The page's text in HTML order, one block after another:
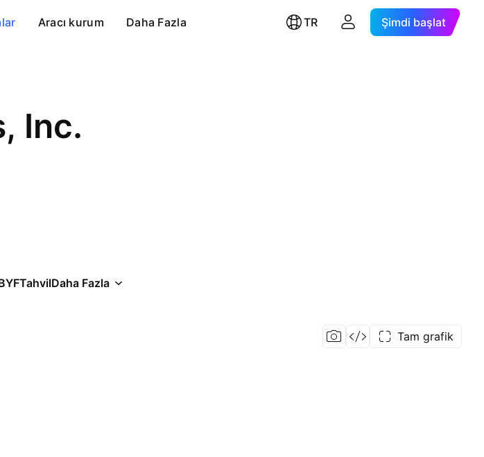
Aracı kurum Daha Fazla TR Şimdi başlat
Inc.
TahvilDaha Fazla
Tam grafik